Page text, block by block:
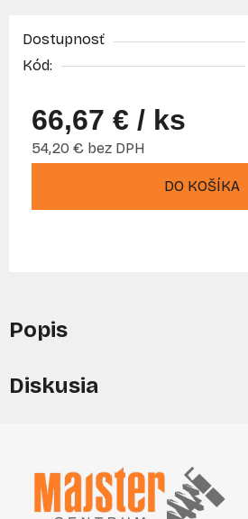
Dostupnosť
Kód:
66,67 € / ks
54,20 € bez DPH
DO KOŠÍKA
Popis
Diskusia